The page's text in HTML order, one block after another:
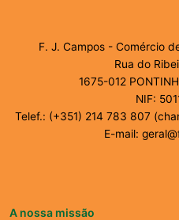
F. J. Campos - Comércio
Rua do
1675-012
NIF:
Telef.: (+351) 214 783 807
E-mail:
A nossa missão